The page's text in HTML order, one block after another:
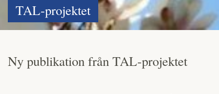
TAL-projektet
Ny publikation från TAL-projektet